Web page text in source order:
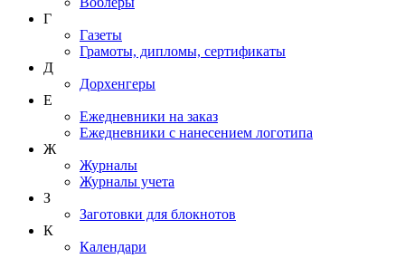
Г
Газеты
Грамоты, дипломы, сертификаты
Д
Дорхенгеры
Е
Ежедневники на заказ
Ежедневники с нанесением логотипа
Ж
Журналы
Журналы учета
З
Заготовки для блокнотов
К
Календари